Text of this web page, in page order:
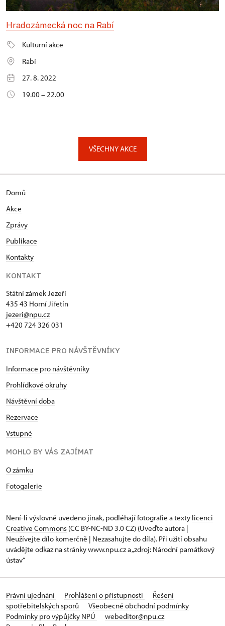
Hradozámecká noc na Rabí
Kulturní akce
Rabí
27. 8. 2022
19.00 – 22.00
VŠECHNY AKCE
Domů
Akce
Zprávy
Publikace
Kontakty
KONTAKT
Státní zámek Jezeří
435 43 Horní Jiřetín
jezeri@npu.cz
+420 724 326 031
INFORMACE PRO NÁVŠTĚVNÍKY
Informace pro návštěvníky
Prohlídkové okruhy
Návštěvní doba
Rezervace
Vstupné
MOHLO BY VÁS ZAJÍMAT
O zámku
Fotogalerie
Není-li výslovně uvedeno jinak, podléhají fotografie a texty licenci
Creative Commons (CC BY-NC-ND 3.0 CZ) (Uveďte autora |
Neužívejte dílo komerčně | Nezasahujte do díla). Při užití obsahu
uvádějte odkaz na stránky www.npu.cz a „zdroj: Národní památkový
ústav“
Právní ujednání Prohlášení o přístupnosti
Řešení
spotřebitelských sporů
Všeobecné obchodní podmínky
Podmínky pro výpůjčky NPÚ
webeditor@npu.cz